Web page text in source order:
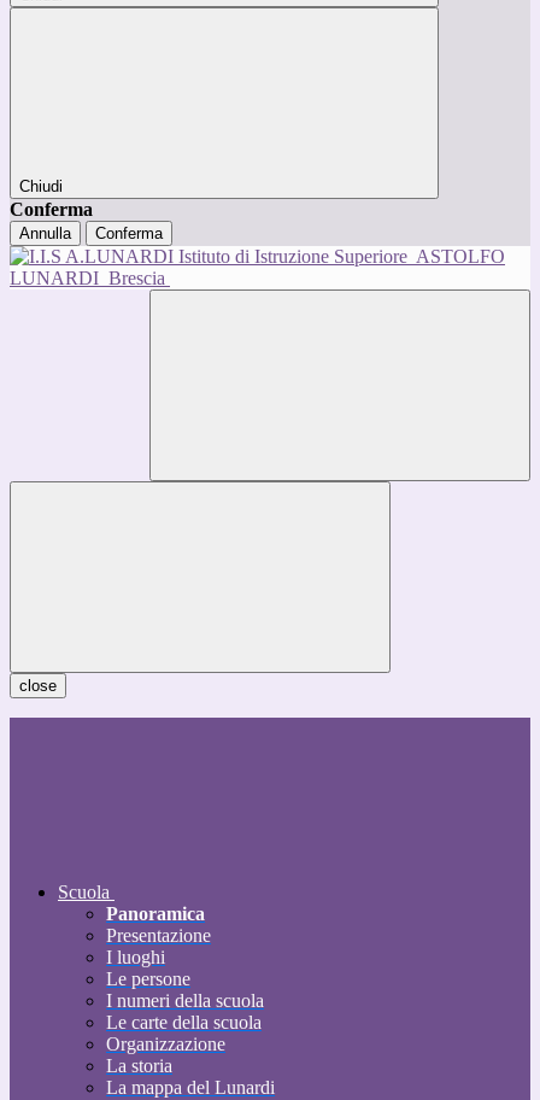
Chiudi
Conferma
Annulla Conferma
Istituto di Istruzione Superiore ASTOLFO
LUNARDI Brescia
close
Scuola
Panoramica
Presentazione
I luoghi
Le persone
I numeri della scuola
Le carte della scuola
Organizzazione
La storia
La mappa del Lunardi